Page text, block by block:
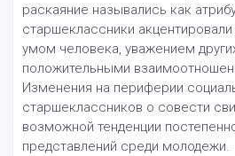
раскаяние назывались как
старшеклассники
умом человека, уважением
положительными
Изменения на периферии
старшеклассников о совести
возможной тенденции
представлений среди молодежи.